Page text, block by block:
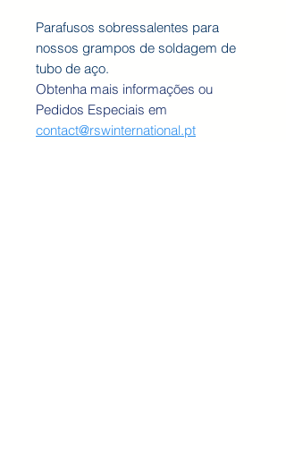
Parafusos sobressalentes para
nossos grampos de soldagem de
tubo de aço.
Obtenha mais informações ou
Pedidos Especiais em
contact@rswinternational.pt